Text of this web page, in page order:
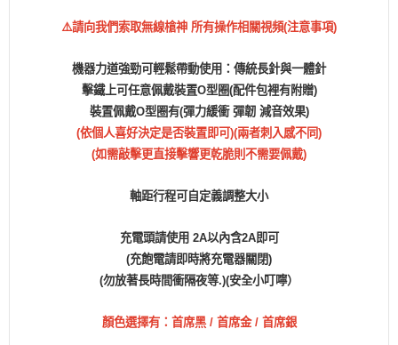
⚠️請向我們索取無線槍神 所有操作相關視頻(注意事項)
機器力道強勁可輕鬆帶動使用：傳統長針與一體針
擊鐵上可任意佩戴裝置O型圈(配件包裡有附贈)
裝置佩戴O型圈有(彈力緩衝 彈韌 減音效果)
(依個人喜好決定是否裝置即可)(兩者刺入感不同)
(如需敲擊更直接擊響更乾脆則不需要佩戴)
軸距行程可自定義調整大小
充電頭請使用 2A以內含2A即可
(充飽電請即時將充電器關閉)
(勿放著長時間衝隔夜等.)(安全小叮嚀）
顏色選擇有：首席黑 / 首席金 / 首席銀